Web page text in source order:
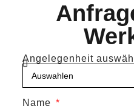
Angelegenheit
Name